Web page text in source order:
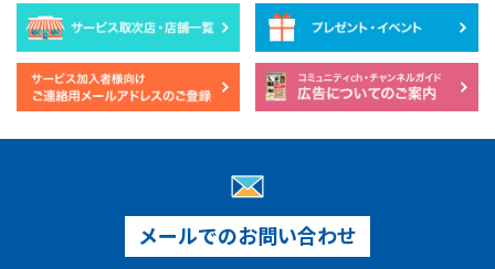
メールでのお問い合わせ